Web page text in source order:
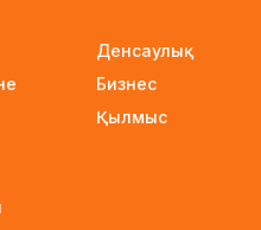
тізімі
мен
дейін тұрғын
Денсаулық
Бизнес
Қылмыс